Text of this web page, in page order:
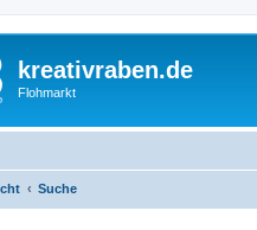
kreativraben.de
Flohmarkt
Suche